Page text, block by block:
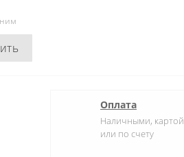
Оплата
Наличными, картой
или по счету